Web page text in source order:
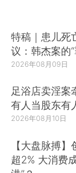
特稿｜患儿死
议：韩杰案的
2026年08月09日
足浴店卖淫案
有人当股东有
2026年08月10日
【大盘脉搏
超2% 大消费